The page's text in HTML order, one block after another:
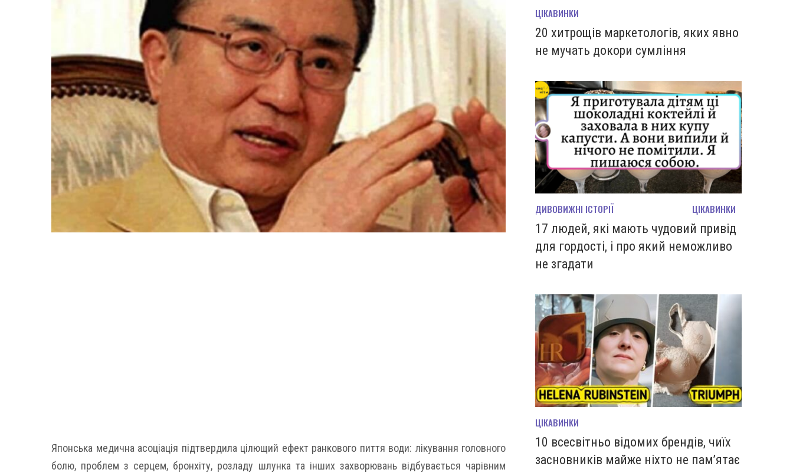
Японська медична асоціація підтвердила цілющий ефект ранкового пиття води: лікування головного
болю, проблем з серцем, бронхіту, розладу шлунка та інших захворювань відбувається чарівним
ЦІКАВИНКИ
20 хитрощів маркетологів, яких явно
не мучать докори сумління
ДИВОВИЖНІ ІСТОРІЇ ЦІКАВИНКИ
17 людей, які мають чудовий привід
для гордості, і про який неможливо
не згадати
ЦІКАВИНКИ
10 всесвітньо відомих брендів, чиїх
засновників майже ніхто не пам’ятає